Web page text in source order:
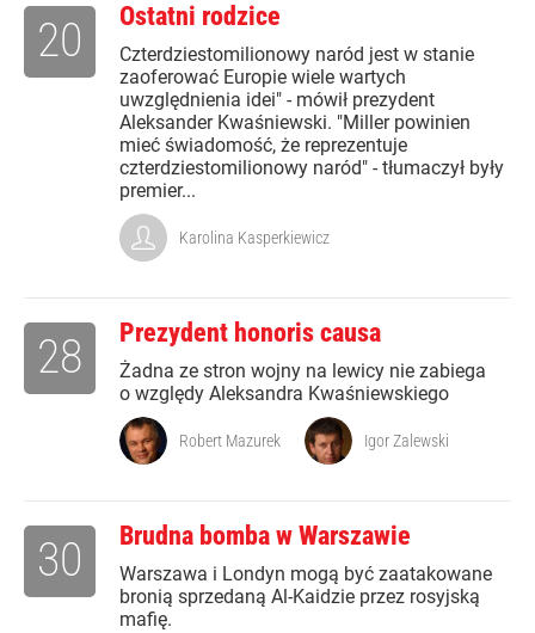
Ostatni rodzice
Czterdziestomilionowy naród jest w stanie
zaoferować Europie wiele wartych
uwzględnienia idei" - mówił prezydent
Aleksander Kwaśniewski. "Miller powinien
mieć świadomość, że reprezentuje
czterdziestomilionowy naród" - tłumaczył były
premier...
20
Karolina Kasperkiewicz
Prezydent honoris causa
Żadna ze stron wojny na lewicy nie zabiega
o względy Aleksandra Kwaśniewskiego
28
Robert Mazurek Igor Zalewski
Brudna bomba w Warszawie
Warszawa i Londyn mogą być zaatakowane
bronią sprzedaną Al-Kaidzie przez rosyjską
mafię.
30